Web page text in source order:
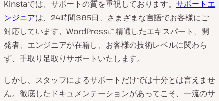
Kinstaでは、サポートの質を重視しております。 サポートエ
ンジニアは、24時間365日、さまざまな言語でお客様にご
対応しています。WordPressに精通したエキスパート、開
発者、エンジニアが在籍し、お客様の技術レベルに関わら
ず、手取り足取りサポートいたします。
しかし、スタッフによるサポートだけでは十分とは言えませ
ん。徹底したドキュメンテーションがあってこそ、一流のサ